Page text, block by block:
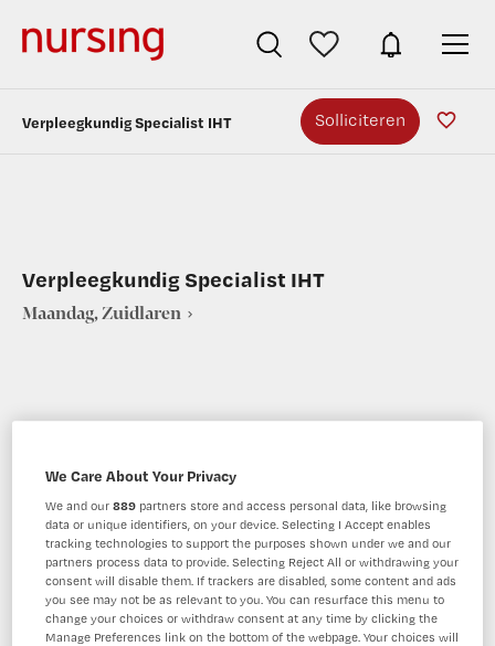
Verpleegkundig Specialist IHT Solliciteren
Verpleegkundig Specialist IHT
Maandag, Zuidlaren
Verpleegkunde
BRANCHE
Instelling/tehuis
AANSTELLING
Niet nader bepaald
PLAATSINGSDATUM
29 april 2026
NIVEAU
HBO
We Care About Your Privacy
We and our889 partners store and access personal data, like browsing
data or unique identifiers, on your device. Selecting I Accept enables
tracking technologies to support the purposes shown under we and our
partners process data to provide. Selecting Reject All or withdrawing your
consent will disable them. If trackers are disabled, some content and ads
you see may not be as relevant to you. You can resurface this menu to
change your choices or withdraw consent at any time by clicking the
Manage Preferences link on the bottom of the webpage. Your choices will